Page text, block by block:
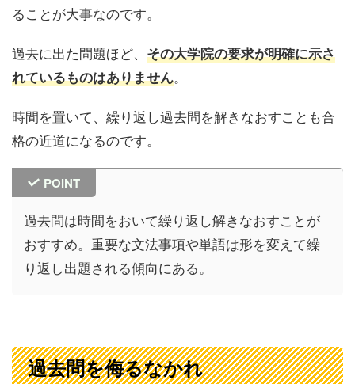
ることが大事なのです。
過去に出た問題ほど、 その大学院の要求が明確に示さ
れているものはありません。
時間を置いて、繰り返し過去問を解きなおすことも合
格の近道になるのです。
POINT
過去問は時間をおいて繰り返し解きなおすことが
おすすめ。重要な文法事項や単語は形を変えて繰
り返し出題される傾向にある。
過去問を侮るなかれ